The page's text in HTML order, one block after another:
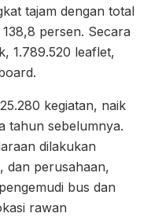
tajam dengan total
persen. Secara
1.789.520 leaflet,
kegiatan, naik
tahun sebelumnya.
dilakukan
dan perusahaan,
bus dan
rawan